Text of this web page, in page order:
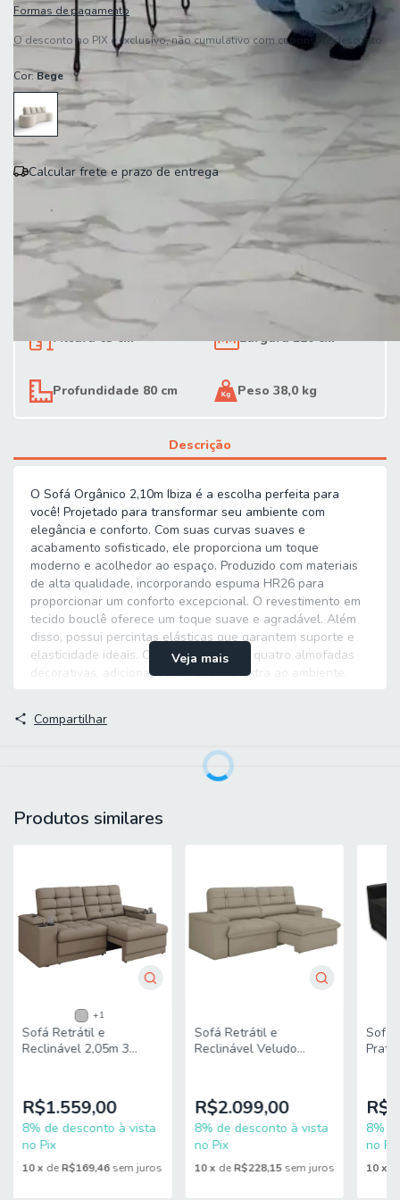
Formas de pagamento
O desconto no PIX é exclusivo, não cumulativo com cupons de desconto.
Cor:Bege
Calcular frete e prazo de entrega
Calcular
Altura 63 cm Largura 210 cm
Profundidade 80 cm Peso 38,0 kg
Descrição
O Sofá Orgânico 2,10m Ibiza é a escolha perfeita para
você! Projetado para transformar seu ambiente com
elegância e conforto. Com suas curvas suaves e
acabamento sofisticado, ele proporciona um toque
moderno e acolhedor ao espaço. Produzido com materiais
de alta qualidade, incorporando espuma HR26 para
proporcionar um conforto excepcional. O revestimento em
tecido bouclê oferece um toque suave e agradável. Além
disso, possui percintas elásticas que garantem suporte e
elasticidade ideais. O sofá acompanha quatro almofadas
decorativas, adicionando um charme extra ao ambiente.
[ P ] = 80 cm
PESO: 38kg
PESO SUPORTADO: 130kg por Assento
MODELO: Sofá Orgânico Curvo 2,10m 3 Lugares com
Almofadas Ibiza
TECIDO: Boucle
PERCINTAS: Elásticas
MATERIAL DO ASSENTO: Espuma
DENSIDADE DE ESPUMA: HR26 proporcionando maior
conforto
Veja mais
Compartilhar
Produtos similares
+1
Sofá Retrátil e
Reclinável 2,05m 3
Kansas Veludo Luizzi
R$1.559,00
8% de desconto à vista
no Pix
10x deR$169,46sem juros
Sofá Retrátil e
Reclinável Veludo
R$2.099,00
8% de desconto à vista
no Pix
10 x deR$228,15 sem juros
Sofá-
8%
no Pix
10x